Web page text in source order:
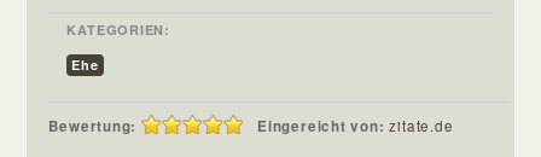
KATEGORIEN:
Ehe
Bewertung: Eingereicht von:zitate.de